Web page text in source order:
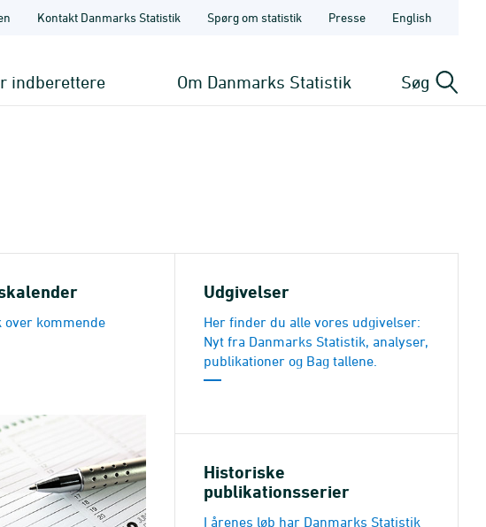
Kontakt Danmarks Statistik Spørg om statistik Presse English
indberettere Om Danmarks Statistik Søg
over kommende
Udgivelser
Her finder du alle vores udgivelser:
Nyt fra Danmarks Statistik, analyser,
publikationer og Bag tallene.
Historiske
publikationsserier
I årenes løb har Danmarks Statistik